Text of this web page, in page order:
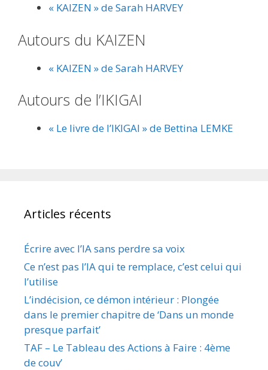
« KAIZEN » de Sarah HARVEY
Autours du KAIZEN
« KAIZEN » de Sarah HARVEY
Autours de l’IKIGAI
« Le livre de l’IKIGAI » de Bettina LEMKE
Articles récents
Écrire avec l’IA sans perdre sa voix
Ce n’est pas l’IA qui te remplace, c’est celui qui
l’utilise
L’indécision, ce démon intérieur : Plongée
dans le premier chapitre de ‘Dans un monde
presque parfait’
TAF – Le Tableau des Actions à Faire : 4ème
de couv’